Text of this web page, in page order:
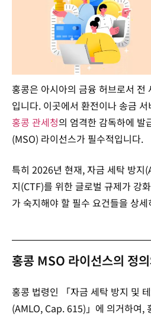
홍콩은 아시아의 금융 허브로서 전
입니다. 이곳에서 환전이나 송금
홍콩 관세청의 엄격한 감독하에 발
(MSO) 라이선스가 필수적입니다.
특히 2026년 현재, 자금 세탁 방지
지(CTF)를 위한 글로벌 규제가 강
가 숙지해야 할 필수 요건들을 상
홍콩 MSO 라이선스의 정
홍콩 법령인 「자금 세탁 방지 및
(AMLO, Cap. 615)」에 의거하여,